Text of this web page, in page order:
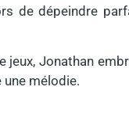
de dépeindre
jeux, Jonathan
une mélodie.